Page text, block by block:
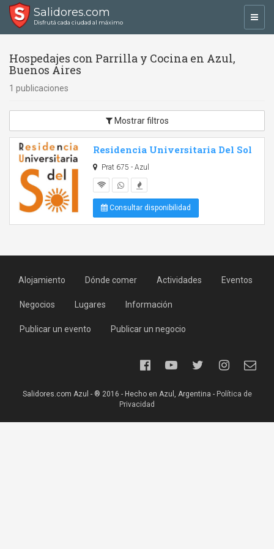
Salidores.com
Disfrutá cada ciudad al máximo
Hospedajes con Parrilla y Cocina en Azul,
Buenos Aires
1 publicaciones
Mostrar filtros
Residencia Universitaria Del Sol
Prat 675 - Azul
Consultar disponibilidad
Alojamiento Dónde comer Actividades Eventos
Negocios Lugares Información
Publicar un evento Publicar un negocio
Salidores.com Azul - ® 2016 - Hecho en Azul, Argentina - Política de
Privacidad